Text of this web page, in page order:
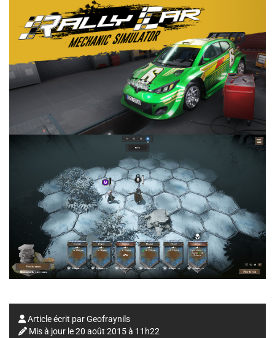
Article écrit parGeofraynils
Mis à jour le20 août 2015 à 11h22